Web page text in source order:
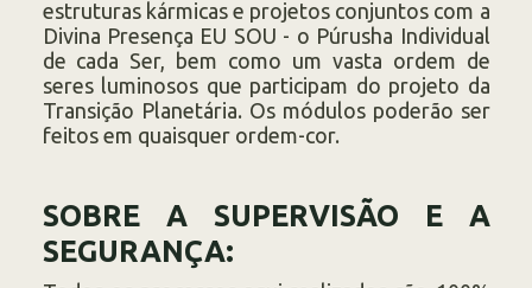
estruturas kármicas e projetos conjuntos com a
Divina Presença EU SOU - o Púrusha Individual
de cada Ser, bem como um vasta ordem de
seres luminosos que participam do projeto da
Transição Planetária. Os módulos poderão ser
feitos em quaisquer ordem-cor.
SOBRE A SUPERVISÃO E A
SEGURANÇA: